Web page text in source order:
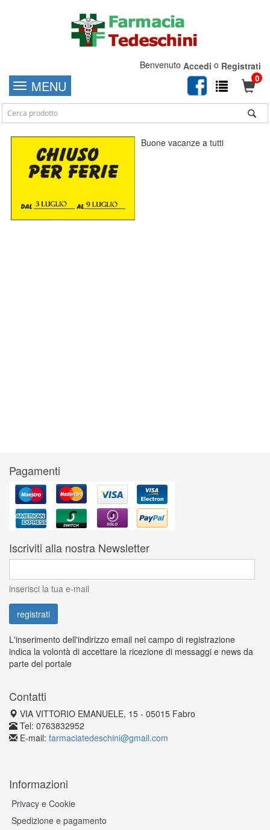
Benvenuto Accedi o Registrati
0
MENU
Buone vacanze a tutti
Pagamenti
Iscriviti alla nostra Newsletter
inserisci la tua e-mail
L'inserimento dell'indirizzo email nel campo di registrazione
indica la volontà di accettare la ricezione di messaggi e news da
parte del portale
Contatti
VIA VITTORIO EMANUELE, 15 - 05015 Fabro
Tel: 0763832952
E-mail: farmaciatedeschini@gmail.com
Informazioni
Privacy e Cookie
Spedizione e pagamento